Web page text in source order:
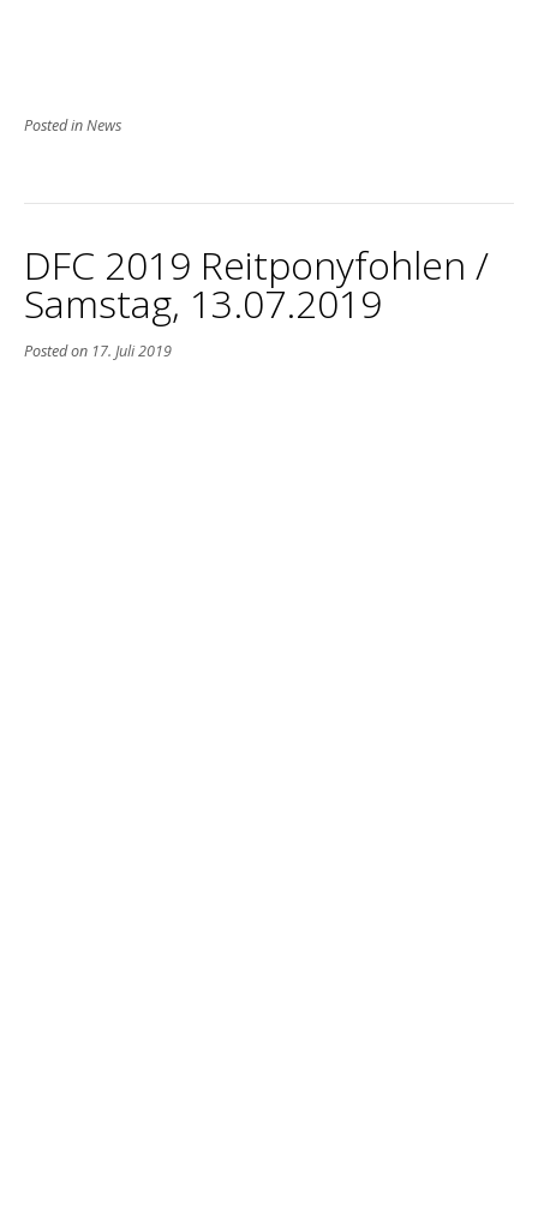
Posted inNews
DFC 2019 Reitponyfohlen /
Samstag, 13.07.2019
Posted on 17. Juli 2019